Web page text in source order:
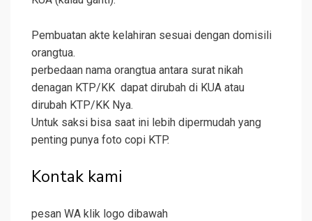
Pembuatan akte kelahiran sesuai dengan domisili
orangtua.
perbedaan nama orangtua antara surat nikah
denagan KTP/KK dapat dirubah di KUA atau
dirubah KTP/KK Nya.
Untuk saksi bisa saat ini lebih dipermudah yang
penting punya foto copi KTP.
Kontak kami
pesan WA klik logo dibawah